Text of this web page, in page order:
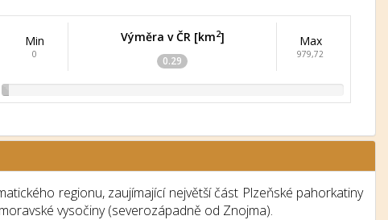
Min
0
Výměra v ČR [km2]
0.29
Max
979,72
regionu, zaujímající největší část Plzeňské pahorkatiny
vysočiny (severozápadně od Znojma).